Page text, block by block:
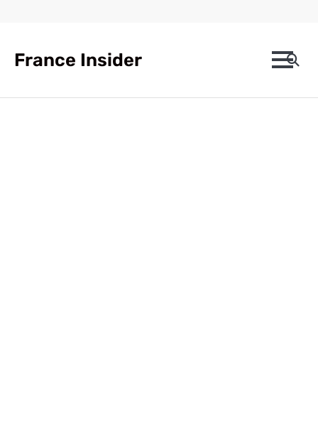
France Insider